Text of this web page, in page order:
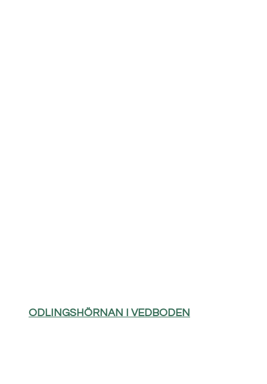
ODLINGSHÖRNAN I VEDBODEN